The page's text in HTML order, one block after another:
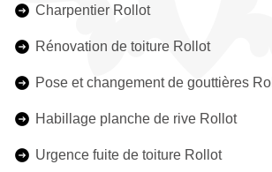
Charpentier Rollot
Rénovation de toiture Rollot
Pose et changement de gouttières
Habillage planche de rive Rollot
Urgence fuite de toiture Rollot